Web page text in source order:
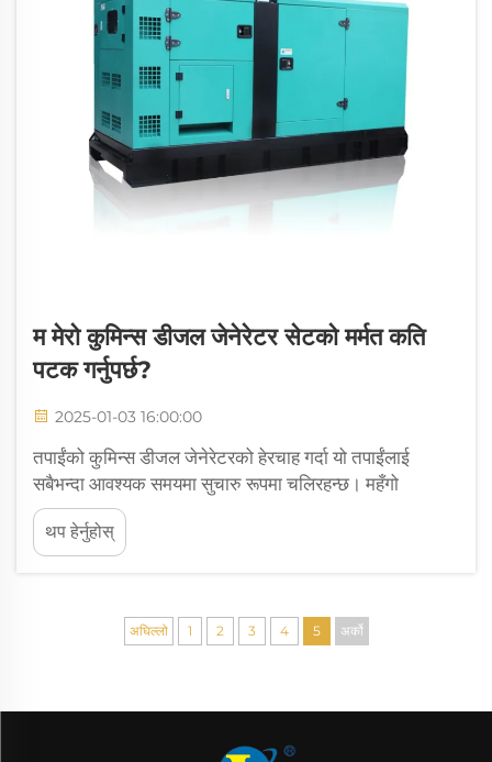
म मेरो कुमिन्स डीजल जेनेरेटर सेटको मर्मत कति
पटक गर्नुपर्छ?
2025-01-03 16:00:00
तपाईंको कुमिन्स डीजल जेनेरेटरको हेरचाह गर्दा यो तपाईंलाई
सबैभन्दा आवश्यक समयमा सुचारु रूपमा चलिरहन्छ। महँगो
ब्रेकडाउनबाट बच्न र यसको आयु बढाउन नियमित रूपमा मर्मत
गर्नुहोस्। मर्मत छोड्दा अनपेक्षित असफलताहरू हुन सक्छन्। सधैं
आफ्नो अप...
थप हेर्नुहोस्
अघिल्लो 1 2 3 4 5 अर्को